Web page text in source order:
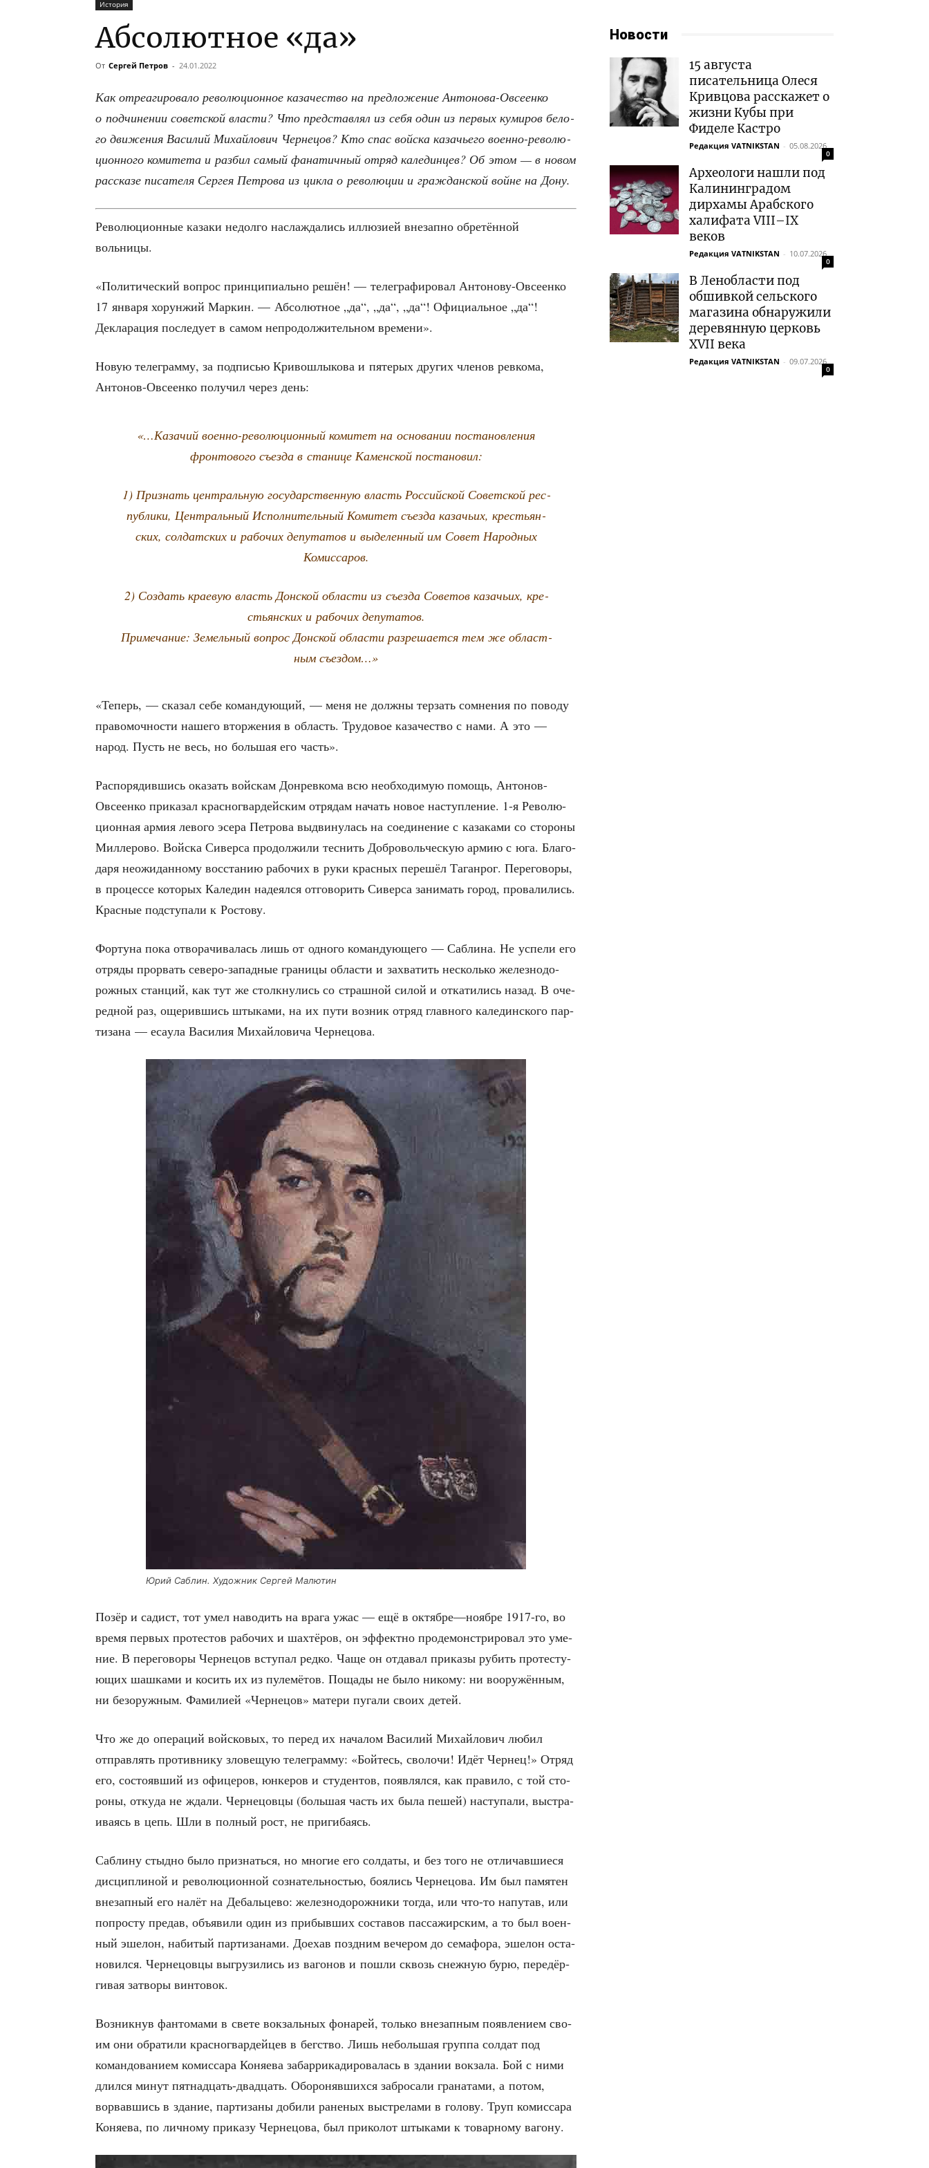
История
Абсолютное «да»
От Сергей Петров - 24.01.2022
Как отре­а­ги­ро­ва­ло рево­лю­ци­он­ное каза­че­ство на пред­ло­же­ние Анто­но­ва-Овсе­ен­ко
о под­чи­не­нии совет­ской вла­сти? Что пред­став­лял из себя один из пер­вых куми­ров бело­
го дви­же­ния Васи­лий Михай­ло­вич Чер­не­цов? Кто спас вой­ска каза­чье­го воен­но-рево­лю­
ци­он­но­го коми­те­та и раз­бил самый фана­тич­ный отряд кале­дин­цев? Об этом — в новом
рас­ска­зе писа­те­ля Сер­гея Пет­ро­ва из цик­ла о рево­лю­ции и граж­дан­ской войне на Дону.
Рево­лю­ци­он­ные каза­ки недол­го насла­жда­лись иллю­зи­ей вне­зап­но обре­тён­ной
вольницы.
«Поли­ти­че­ский вопрос прин­ци­пи­аль­но решён! — теле­гра­фи­ро­вал Анто­но­ву-Овсе­ен­ко
17 янва­ря хорун­жий Мар­кин. — Абсо­лют­ное „да“, „да“, „да“! Офи­ци­аль­ное „да“!
Декла­ра­ция после­ду­ет в самом непро­дол­жи­тель­ном времени».
Новую теле­грам­му, за под­пи­сью Кри­во­ш­лы­ко­ва и пяте­рых дру­гих чле­нов рев­ко­ма,
Анто­нов-Овсе­ен­ко полу­чил через день:
«…Каза­чий воен­но-рево­лю­ци­он­ный коми­тет на осно­ва­нии поста­нов­ле­ния
фрон­то­во­го съез­да в ста­ни­це Камен­ской постановил:
1) При­знать цен­траль­ную госу­дар­ствен­ную власть Рос­сий­ской Совет­ской рес­
пуб­ли­ки, Цен­траль­ный Испол­ни­тель­ный Коми­тет съез­да каза­чьих, кре­стьян­
ских, сол­дат­ских и рабо­чих депу­та­тов и выде­лен­ный им Совет Народ­ных
Комиссаров.
2) Создать кра­е­вую власть Дон­ской обла­сти из съез­да Сове­тов каза­чьих, кре­
стьян­ских и рабо­чих депутатов.
При­ме­ча­ние: Земель­ный вопрос Дон­ской обла­сти раз­ре­ша­ет­ся тем же област­
ным съездом…»
«Теперь, — ска­зал себе коман­ду­ю­щий, — меня не долж­ны тер­зать сомне­ния по пово­ду
пра­во­моч­но­сти наше­го втор­же­ния в область. Тру­до­вое каза­че­ство с нами. А это —
народ. Пусть не весь, но боль­шая его часть».
Рас­по­ря­див­шись ока­зать вой­скам Дон­рев­ко­ма всю необ­хо­ди­мую помощь, Анто­нов-
Овсе­ен­ко при­ка­зал крас­но­гвар­дей­ским отря­дам начать новое наступ­ле­ние. 1‑я Рево­лю­
ци­он­ная армия лево­го эсе­ра Пет­ро­ва выдви­ну­лась на соеди­не­ние с каза­ка­ми со сто­ро­ны
Мил­ле­ро­во. Вой­ска Сивер­са про­дол­жи­ли тес­нить Доб­ро­воль­че­скую армию с юга. Бла­го­
да­ря неожи­дан­но­му вос­ста­нию рабо­чих в руки крас­ных пере­шёл Таган­рог. Пере­го­во­ры,
в про­цес­се кото­рых Кале­дин наде­ял­ся отго­во­рить Сивер­са зани­мать город, про­ва­ли­лись.
Крас­ные под­сту­па­ли к Ростову.
Фор­ту­на пока отво­ра­чи­ва­лась лишь от одно­го коман­ду­ю­ще­го — Саб­ли­на. Не успе­ли его
отря­ды про­рвать севе­ро-запад­ные гра­ни­цы обла­сти и захва­тить несколь­ко желез­но­до­
рож­ных стан­ций, как тут же столк­ну­лись со страш­ной силой и отка­ти­лись назад. В оче­
ред­ной раз, още­рив­шись шты­ка­ми, на их пути воз­ник отряд глав­но­го кале­дин­ско­го пар­
ти­за­на — еса­у­ла Васи­лия Михай­ло­ви­ча Чернецова.
Юрий Саб­лин. Худож­ник Сер­гей Малютин
Позёр и садист, тот умел наво­дить на вра­га ужас — ещё в октябре—ноябре 1917-го, во
вре­мя пер­вых про­те­стов рабо­чих и шах­тё­ров, он эффект­но про­де­мон­стри­ро­вал это уме­
ние. В пере­го­во­ры Чер­не­цов всту­пал ред­ко. Чаще он отда­вал при­ка­зы рубить про­те­сту­
ю­щих шаш­ка­ми и косить их из пуле­мё­тов. Поща­ды не было нико­му: ни воору­жён­ным,
ни без­оруж­ным. Фами­ли­ей «Чер­не­цов» мате­ри пуга­ли сво­их детей.
Что же до опе­ра­ций вой­ско­вых, то перед их нача­лом Васи­лий Михай­ло­вич любил
отправ­лять про­тив­ни­ку зло­ве­щую теле­грам­му: «Бой­тесь, сво­ло­чи! Идёт Чер­нец!» Отряд
его, состо­яв­ший из офи­це­ров, юнке­ров и сту­ден­тов, появ­лял­ся, как пра­ви­ло, с той сто­
ро­ны, отку­да не жда­ли. Чер­не­цов­цы (боль­шая часть их была пешей) насту­па­ли, выстра­
и­ва­ясь в цепь. Шли в пол­ный рост, не пригибаясь.
Саб­ли­ну стыд­но было при­знать­ся, но мно­гие его сол­да­ты, и без того не отли­чав­ши­е­ся
дис­ци­пли­ной и рево­лю­ци­он­ной созна­тель­но­стью, боя­лись Чер­не­цо­ва. Им был памя­тен
вне­зап­ный его налёт на Дебаль­це­во: желез­но­до­рож­ни­ки тогда, или что-то напу­тав, или
попро­сту пре­дав, объ­яви­ли один из при­быв­ших соста­вов пас­са­жир­ским, а то был воен­
ный эше­лон, наби­тый пар­ти­за­на­ми. Дое­хав позд­ним вече­ром до сема­фо­ра, эше­лон оста­
но­вил­ся. Чер­не­цов­цы выгру­зи­лись из ваго­нов и пошли сквозь снеж­ную бурю, пере­дёр­
ги­вая затво­ры винтовок.
Воз­ник­нув фан­то­ма­ми в све­те вок­заль­ных фона­рей, толь­ко вне­зап­ным появ­ле­ни­ем сво­
им они обра­ти­ли крас­но­гвар­дей­цев в бег­ство. Лишь неболь­шая груп­па сол­дат под
коман­до­ва­ни­ем комис­са­ра Коня­е­ва забар­ри­ка­ди­ро­ва­лась в зда­нии вок­за­ла. Бой с ними
длил­ся минут пят­на­дцать-два­дцать. Обо­ро­няв­ших­ся забро­са­ли гра­на­та­ми, а потом,
ворвав­шись в зда­ние, пар­ти­за­ны доби­ли ране­ных выстре­ла­ми в голо­ву. Труп комис­са­ра
Коня­е­ва, по лич­но­му при­ка­зу Чер­не­цо­ва, был при­ко­лот шты­ка­ми к товар­но­му вагону.
Новости
15 августа
писательница Олеся
Кривцова расскажет о
жизни Кубы при
Фиделе Кастро
Редакция VATNIKSTAN - 05.08.2026
0
Археологи нашли под
Калининградом
дирхамы Арабского
халифата VIII–IX
веков
Редакция VATNIKSTAN - 10.07.2026
0
В Ленобласти под
обшивкой сельского
магазина обнаружили
деревянную церковь
XVII века
Редакция VATNIKSTAN - 09.07.2026
0